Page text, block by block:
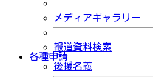
メディアギャラリー
報道資料検索
各種申請
後援名義